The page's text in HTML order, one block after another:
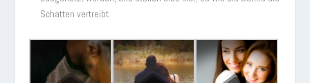
Schatten vertreibt.